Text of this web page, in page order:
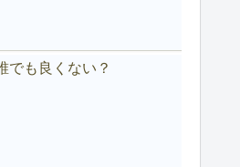
でも良くない？